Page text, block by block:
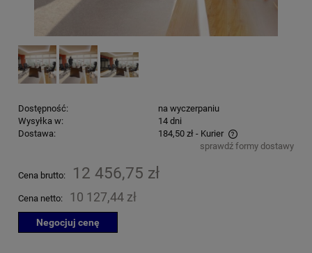
Dostępność:
na wyczerpaniu
Wysyłka w:
14 dni
Dostawa:
184,50 zł - Kurier
Cena nie zawiera ewentualnych kosztów płatnościsprawdź formy dostawy
Cena brutto: 12 456,75 zł
Cena netto: 10 127,44 zł
Negocjuj cenę